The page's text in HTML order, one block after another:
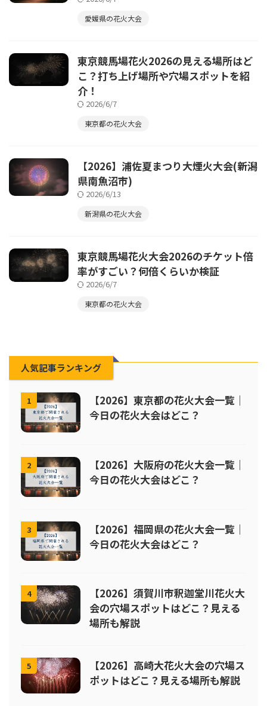
愛媛県の花火大会
東京競馬場花火2026の見える場所はど
こ？打ち上げ場所や穴場スポットを紹
介！
2026/6/7
東京都の花火大会
【2026】浦佐夏まつり大煙火大会(新潟
県南魚沼市)
2026/6/13
新潟県の花火大会
東京競馬場花火大会2026のチケット倍
率がすごい？何倍くらいか検証
2026/6/7
東京都の花火大会
人気記事ランキング
1
【2026】東京都の花火大会一覧｜
今日の花火大会はどこ？
2
【2026】大阪府の花火大会一覧｜
今日の花火大会はどこ？
3
【2026】福岡県の花火大会一覧｜
今日の花火大会はどこ？
4
【2026】須賀川市釈迦堂川花火大
会の穴場スポットはどこ？見える
場所も解説
5
【2026】高崎大花火大会の穴場ス
ポットはどこ？見える場所も解説